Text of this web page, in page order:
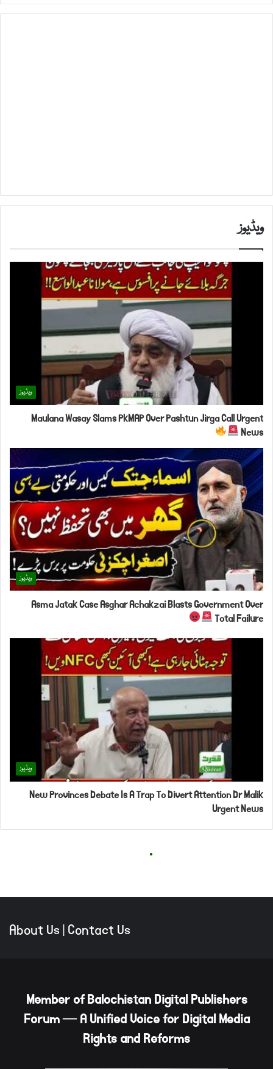
About Us|Contact Us
Member of Balochistan Digital Publishers
Forum — A Unified Voice for Digital Media
Rights and Reforms